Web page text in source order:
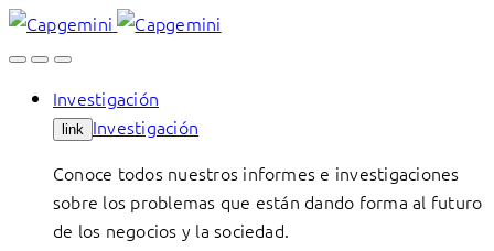
Skip
to
Investigación
link Investigación
Conoce todos nuestros informes e investigaciones
sobre los problemas que están dando forma al futuro
de los negocios y la sociedad.